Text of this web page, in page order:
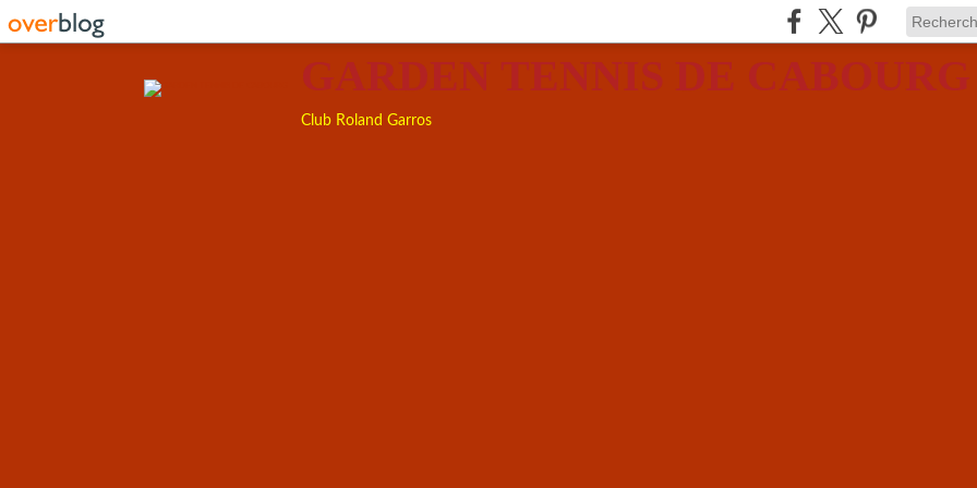
GARDEN TENNIS DE CABOURG
Club Roland Garros